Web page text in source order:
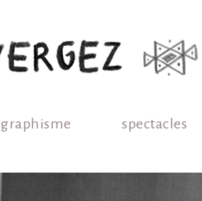
graphisme spectacles